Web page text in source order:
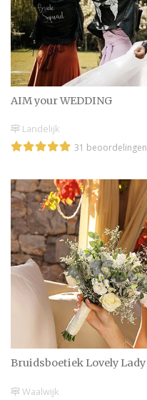
AIM your WEDDING
Landelijk
31 beoordelingen
Bruidsboetiek Lovely Lady
Waalwijk